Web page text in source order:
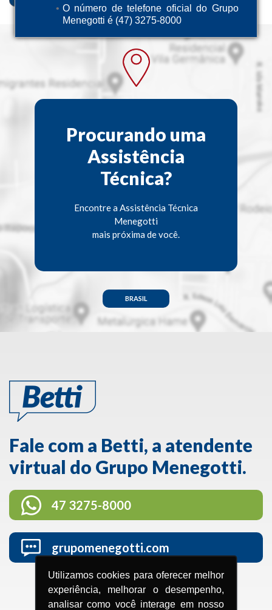
O número de telefone oficial do Grupo
Menegotti é (47) 3275-8000
Utilizamos cookies para oferecer melhor
experiência, melhorar o desempenho,
analisar como você interage em nosso
Procurando uma
Assistência
Técnica?
Encontre a Assistência Técnica
Menegotti
mais próxima de você.
BRASIL
Fale com a Betti, a atendente
virtual do Grupo Menegotti.
47 3275-8000
grupomenegotti.com